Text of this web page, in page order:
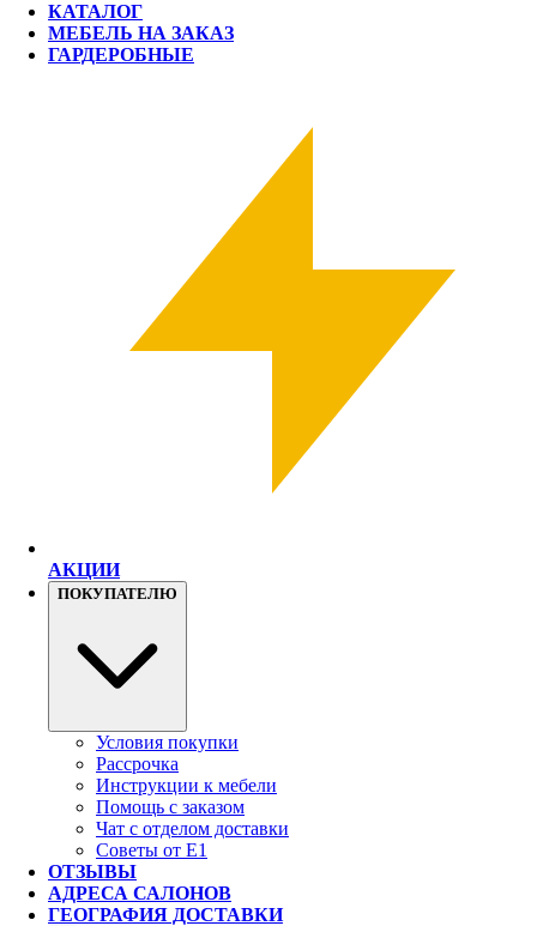
КАТАЛОГ
МЕБЕЛЬ НА ЗАКАЗ
ГАРДЕРОБНЫЕ
АКЦИИ
ПОКУПАТЕЛЮ
Условия покупки
Рассрочка
Инструкции к мебели
Помощь с заказом
Чат с отделом доставки
Советы от Е1
ОТЗЫВЫ
АДРЕСА САЛОНОВ
ГЕОГРАФИЯ ДОСТАВКИ